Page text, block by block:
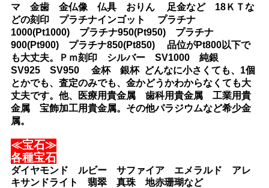
マ 金歯 金仏像 仏具 おりん 足金など 18ＫＴな
どの刻印 プラチナインゴット プラチナ
1000(Pt1000) プラチナ950(Pt950) プラチナ
900(Pt900) プラチナ850(Pt850) 品位がPt800以下で
も大丈夫。Ｐｍ刻印 シルバー SV1000 純銀
SV925 SV950 金杯 銀杯 どんなに小さくても、1個
とかでも、査定のみでも、金かどうかわからなくても大
丈夫です。他、医療用貴金属 歯科用貴金属 工業用貴
金属 宝飾加工用貴金属。その他パラジウムなど希少金
属。
≪宝石≫
各種宝石
ダイヤモンド ルビー サファイア エメラルド アレ
キサンドライト 翡翠 真珠 地赤珊瑚など